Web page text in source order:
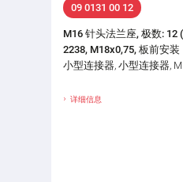
09 0131 00 12
M16 针头法兰座, 极数: 12
2238, M18x0,75, 板前安装
小型连接器, 小型连接器,
详细信息